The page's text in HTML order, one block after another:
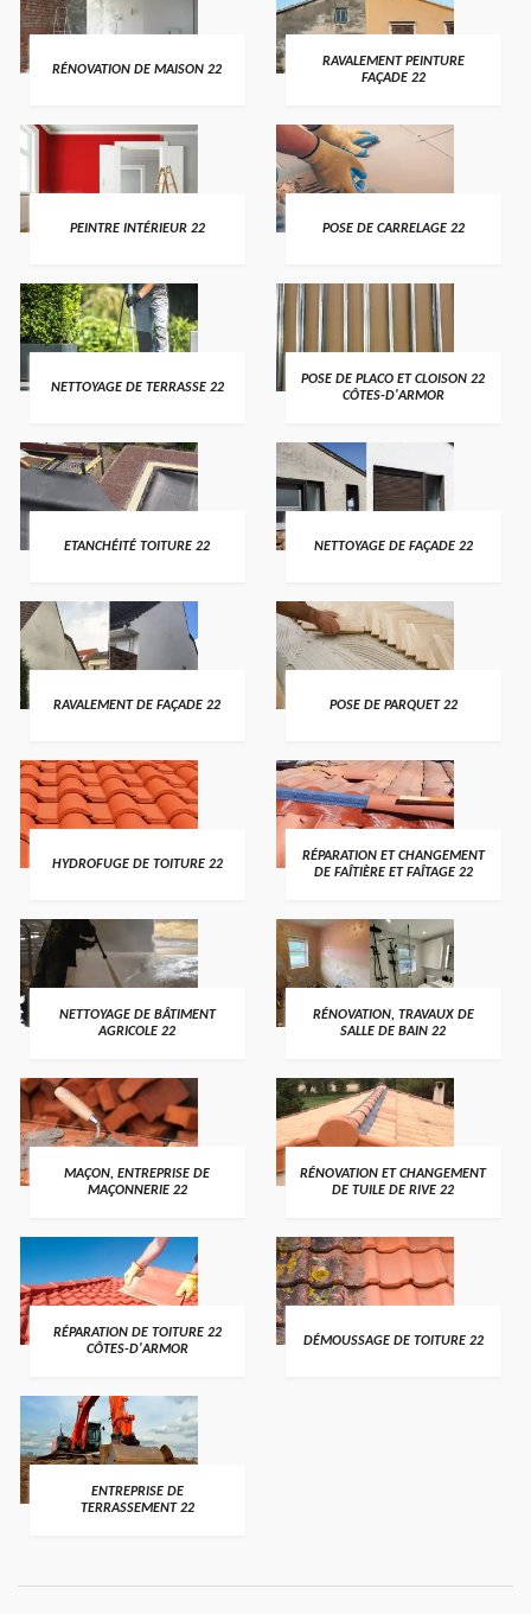
RÉNOVATION DE MAISON 22
RAVALEMENT PEINTURE
FAÇADE 22
PEINTRE INTÉRIEUR 22 POSE DE CARRELAGE 22
NETTOYAGE DE TERRASSE 22
POSE DE PLACO ET CLOISON 22
CÔTES-D'ARMOR
ETANCHÉITÉ TOITURE 22 NETTOYAGE DE FAÇADE 22
RAVALEMENT DE FAÇADE 22 POSE DE PARQUET 22
HYDROFUGE DE TOITURE 22
RÉPARATION ET CHANGEMENT
DE FAÎTIÈRE ET FAÎTAGE 22
NETTOYAGE DE BÂTIMENT
AGRICOLE 22
RÉNOVATION, TRAVAUX DE
SALLE DE BAIN 22
MAÇON, ENTREPRISE DE
MAÇONNERIE 22
RÉNOVATION ET CHANGEMENT
DE TUILE DE RIVE 22
RÉPARATION DE TOITURE 22
CÔTES-D'ARMOR
DÉMOUSSAGE DE TOITURE 22
ENTREPRISE DE
TERRASSEMENT 22